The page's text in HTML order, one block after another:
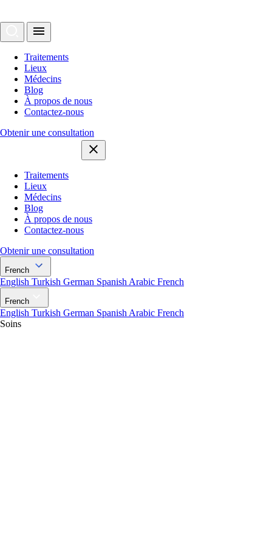
Traitements
Lieux
Médecins
Blog
À propos de nous
Contactez-nous
Obtenir une consultation
Traitements
Lieux
Médecins
Blog
À propos de nous
Contactez-nous
Obtenir une consultation
French
English Turkish German Spanish Arabic French
French
English Turkish German Spanish Arabic French
Soins